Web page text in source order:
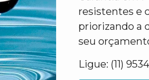
resistentes e
priorizando a
seu
Ligue: (11)